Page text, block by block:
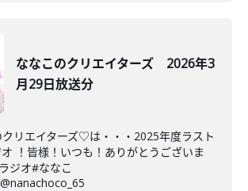
ななこのクリエイターズ 2026年3
月29日放送分
リエイターズ♡は・・・2025年度ラスト
！皆様！いつも！ありがとうございま
ジオ#ななこ